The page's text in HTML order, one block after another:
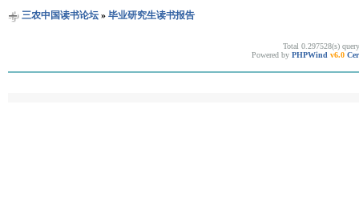
三农中国读书论坛» 毕业研究生读书报告
Total 0.297528(s)
Powered by PHPWind v6.0